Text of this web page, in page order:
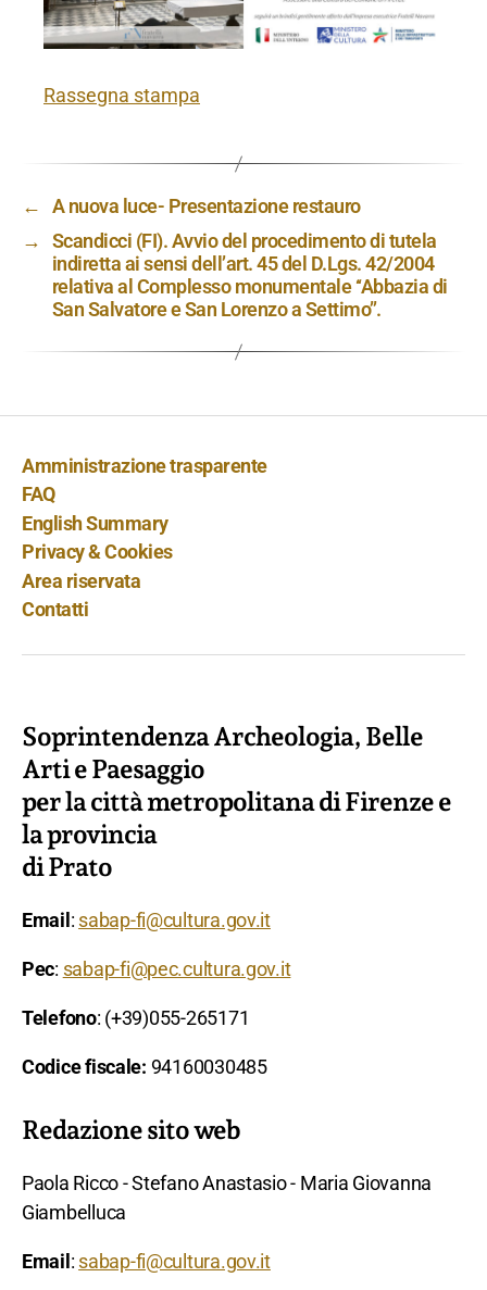
Rassegna stampa
←
A nuova luce- Presentazione restauro
→
Scandicci (FI). Avvio del procedimento di tutela
indiretta ai sensi dell’art. 45 del D.Lgs. 42/2004
relativa al Complesso monumentale ‘‘Abbazia di
San Salvatore e San Lorenzo a Settimo’’.
Amministrazione trasparente
FAQ
English Summary
Privacy & Cookies
Area riservata
Contatti
Soprintendenza Archeologia, Belle
Arti e Paesaggio
per la città metropolitana di Firenze e
la provincia
di Prato
Email : sabap-fi@cultura.gov.it
Pec: sabap-fi@pec.cultura.gov.it
Telefono: (+39)055-265171
Codice fiscale: 94160030485
Redazione sito web
Paola Ricco - Stefano Anastasio - Maria Giovanna
Giambelluca
Email : sabap-fi@cultura.gov.it